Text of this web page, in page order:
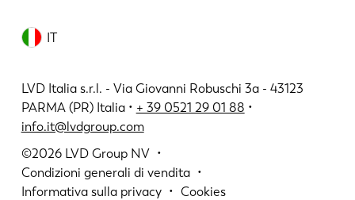
IT
LVD Italia s.r.l. - Via Giovanni Robuschi 3a - 43123
PARMA (PR) Italia • + 39 0521 29 01 88 •
info.it@lvdgroup.com
©2026 LVD Group NV
Condizioni generali di vendita
Informativa sulla privacy
Cookies